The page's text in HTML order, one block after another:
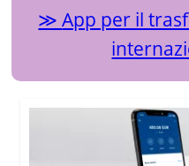
App per il